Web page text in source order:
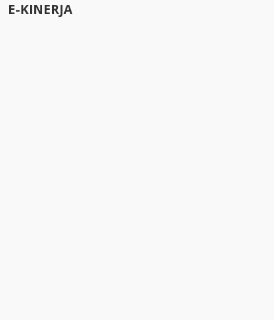
E-KINERJA